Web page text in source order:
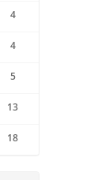
4
4
5
13
18